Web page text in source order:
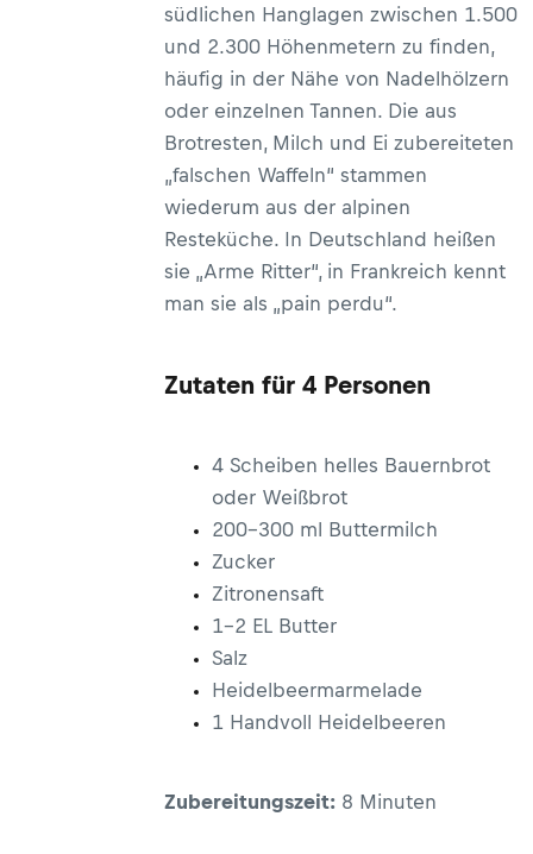
südlichen Hanglagen zwischen 1.500
und 2.300 Höhenmetern zu finden,
häufig in der Nähe von Nadelhölzern
oder einzelnen Tannen. Die aus
Brotresten, Milch und Ei zubereiteten
„falschen Waffeln“ stammen
wiederum aus der alpinen
Resteküche. In Deutschland heißen
sie „Arme Ritter“, in Frankreich kennt
man sie als „pain perdu“.
Zutaten für 4 Personen
4 Scheiben helles Bauernbrot
oder Weißbrot
200–300 ml Buttermilch
Zucker
Zitronensaft
1–2 EL Butter
Salz
Heidelbeermarmelade
1 Handvoll Heidelbeeren
Zubereitungszeit: 8 Minuten